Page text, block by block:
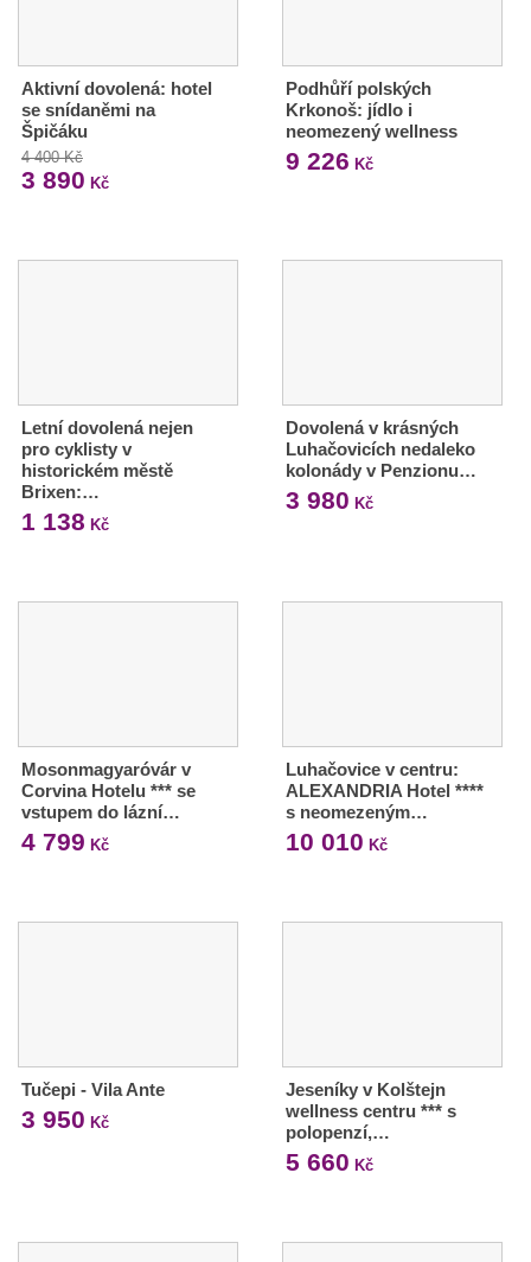
Aktivní dovolená: hotel
se snídaněmi na
Špičáku
4 400 Kč
3 890 Kč
Podhůří polských
Krkonoš: jídlo i
neomezený wellness
9 226 Kč
Letní dovolená nejen
pro cyklisty v
historickém městě
Brixen:…
1 138 Kč
Dovolená v krásných
Luhačovicích nedaleko
kolonády v Penzionu…
3 980 Kč
Mosonmagyaróvár v
Corvina Hotelu *** se
vstupem do lázní…
4 799 Kč
Luhačovice v centru:
ALEXANDRIA Hotel ****
s neomezeným…
10 010 Kč
Tučepi - Vila Ante
3 950 Kč
Jeseníky v Kolštejn
wellness centru *** s
polopenzí,…
5 660 Kč